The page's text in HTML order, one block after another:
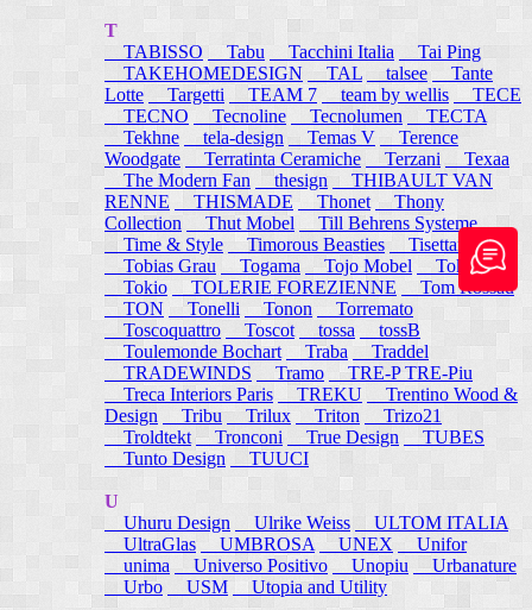
T
TABISSO
Tabu Tacchini Italia
Tai Ping
TAKEHOMEDESIGN
TAL talsee
Tante
Lotte
Targetti TEAM 7 team by wellis
TECE
TECNO
Tecnoline Tecnolumen
TECTA
Tekhne
tela-design Temas V
Terence
Woodgate
Terratinta Ceramiche Terzani
Texaa
The Modern Fan
thesign
THIBAULT VAN
RENNE
THISMADE Thonet
Thony
Collection
Thut Mobel
Till Behrens Systeme
Time & Style
Timorous Beasties
Tisettanta
Tobias Grau
Togama Tojo Mobel
Token
Tokio
TOLERIE FOREZIENNE
Tom Rossau
TON
Tonelli Tonon
Torremato
Toscoquattro
Toscot tossa
tossB
Toulemonde Bochart
Traba
Traddel
TRADEWINDS
Tramo
TRE-P TRE-Piu
Treca Interiors Paris
TREKU
Trentino Wood &
Design
Tribu Trilux Triton
Trizo21
Troldtekt Tronconi True Design
TUBES
Tunto Design
TUUCI
U
Uhuru Design
Ulrike Weiss
ULTOM ITALIA
UltraGlas
UMBROSA UNEX
Unifor
unima
Universo Positivo Unopiu
Urbanature
Urbo
USM Utopia and Utility